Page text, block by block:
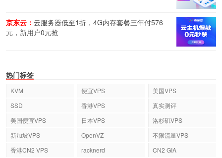
京东云： 云服务器低至1折，4G内存套餐三年付576
元，新用户0元抢
热门标签
KVM 便宜VPS
美国VPS
SSD
香港VPS
真实测评
美国便宜VPS
日本VPS
洛杉矶VPS
新加坡VPS
OpenVZ
不限流量VPS
香港CN2 VPS
racknerd
CN2 GIA